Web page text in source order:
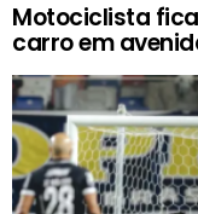
Motociclista
carro em